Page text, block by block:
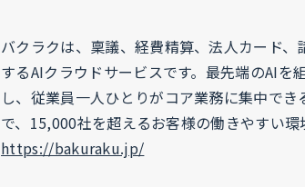
バクラクは、稟議、経費精算、法人カード
するAIクラウドサービスです。最先端のAI
し、従業員一人ひとりがコア業務に集中で
で、15,000社を超えるお客様の働きやすい環
https://bakuraku.jp/